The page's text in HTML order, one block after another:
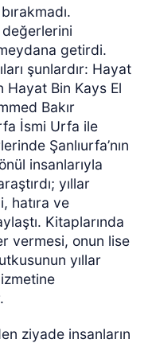
değerlerini
getirdi.
şunlardır: Hayat
Hayat Bin Kays El
Bakır
İsmi Urfa ile
Şanlıurfa’nın
insanlarıyla
yıllar
hatıra ve
Kitaplarında
vermesi, onun lise
yıllar
ziyade insanların